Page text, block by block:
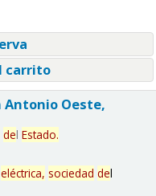
carrito
Oeste,
del Estado.
eléctrica, sociedad del